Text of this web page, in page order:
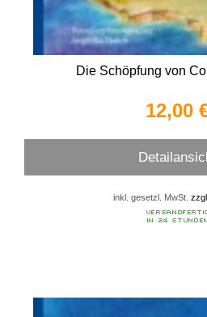
Die Schöpfung von
12,00
inkl. gesetzl. MwSt.